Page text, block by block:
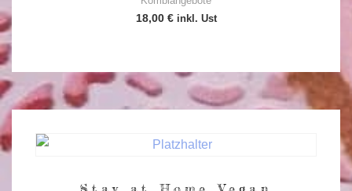
18,00 € inkl. Ust